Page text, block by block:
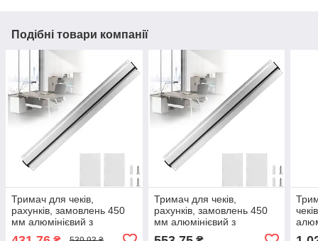
Подібні товари компанії
Тримач для чеків,
рахунків, замовлень 450
мм алюмінієвий з
шариками Stalgast 099102
Тримач для чеків,
рахунків, замовлень 450
мм алюмінієвий з
шариками Stalgast 099102